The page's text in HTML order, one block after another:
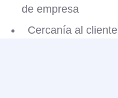
de empresa
Cercanía al cliente